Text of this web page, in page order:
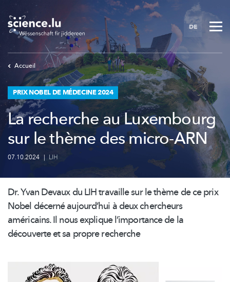
to
main
content
DE
Accueil
PRIX NOBEL DE MÉDECINE 2024
La recherche au Luxembourg
sur le thème des micro-ARN
07.10.2024 | LIH
Dr. Yvan Devaux du LIH travaille sur le thème de ce prix
Nobel décerné aujourd’hui à deux chercheurs
américains. Il nous expliquel’importancede la
découverte et sa propre recherche